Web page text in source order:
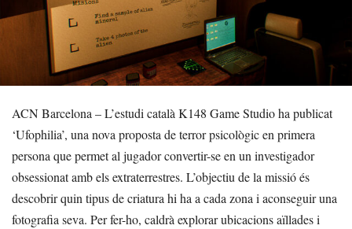
ACN Barcelona – L’estudi català K148 Game Studio ha publicat
‘Ufophilia’, una nova proposta de terror psicològic en primera
persona que permet al jugador convertir-se en un investigador
obsessionat amb els extraterrestres. L’objectiu de la missió és
descobrir quin tipus de criatura hi ha a cada zona i aconseguir una
fotografia seva. Per fer-ho, caldrà explorar ubicacions aïllades i